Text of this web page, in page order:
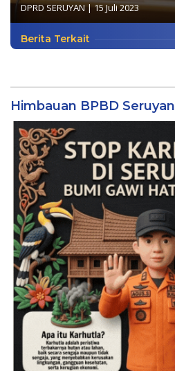
DPRD SERUYAN|15 Juli 2023
Berita Terkait
Himbauan BPBD Seruyan